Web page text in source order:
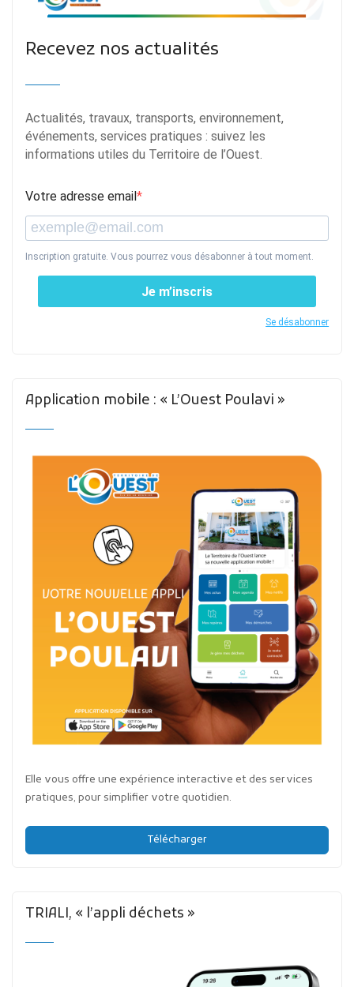
Recevez nos actualités
Actualités, travaux, transports, environnement,
événements, services pratiques : suivez les
informations utiles du Territoire de l’Ouest.
Votre adresse email
Inscription gratuite. Vous pourrez vous désabonner à tout moment.
Je m’inscris
Se désabonner
Application mobile : « L’Ouest Poulavi »
Elle vous offre une expérience interactive et des services
pratiques, pour simplifier votre quotidien.
Télécharger
TRIALI, « l’appli déchets »